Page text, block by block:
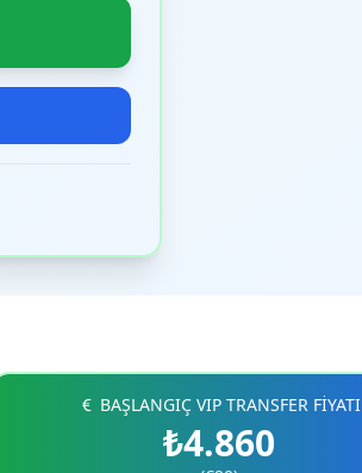
BAŞLANGIÇ VIP TRANSFER FİYATI
₺4.860